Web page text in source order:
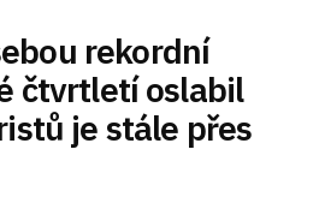
rekordní
čtvrtletí oslabil
je stále přes